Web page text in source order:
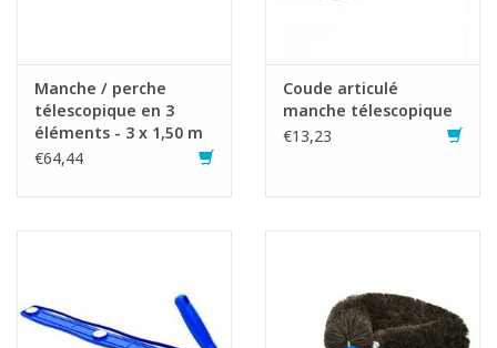
Manche / perche
télescopique en 3
éléments - 3 x 1,50 m
€64,44
Coude articulé
manche télescopique
€13,23